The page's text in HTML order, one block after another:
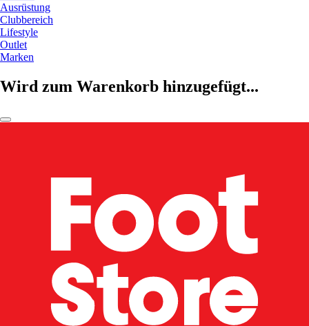
Ausrüstung
Clubbereich
Lifestyle
Outlet
Marken
Wird zum Warenkorb hinzugefügt...